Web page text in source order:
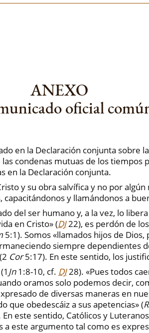
ANEXO
oficial
en la Declaración conjunta sobre
condenas mutuas de los tiempos
en la Declaración conjunta.
y su obra salvífica y no por
y llamándonos a
del ser humano y, a la vez, lo
en Cristo» (DJ22), es perdón de
5:1). Somos «llamados hijos de Dios,
siempre dependientes
Cor5:17). En este sentido, los
Jn1:8-10, cf. DJ28). «Pues todos
oramos solo podemos decir,
de diversas maneras en
que obedescáiz a sus apetencias» (
este sentido, Católicos y
este argumento tal como es